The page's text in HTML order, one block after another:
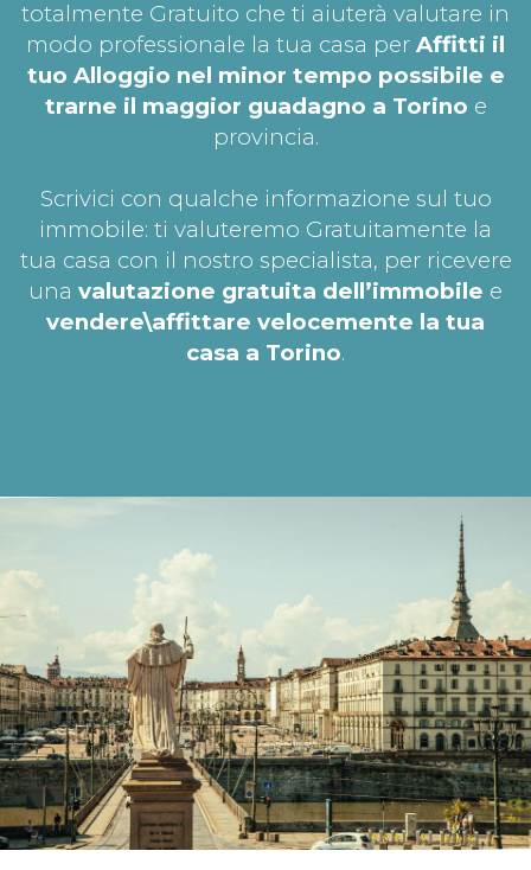
totalmente Gratuito che ti aiuterà valutare in
modo professionale la tua casa per Affitti il
tuo Alloggio nel minor tempo possibile e
trarne il maggior guadagno a Torino e
provincia.
Scrivici con qualche informazione sul tuo
immobile: ti valuteremo Gratuitamente la
tua casa con il nostro specialista, per ricevere
una valutazione gratuita dell’immobile e
vendere\affittare velocemente la tua
casa a Torino.